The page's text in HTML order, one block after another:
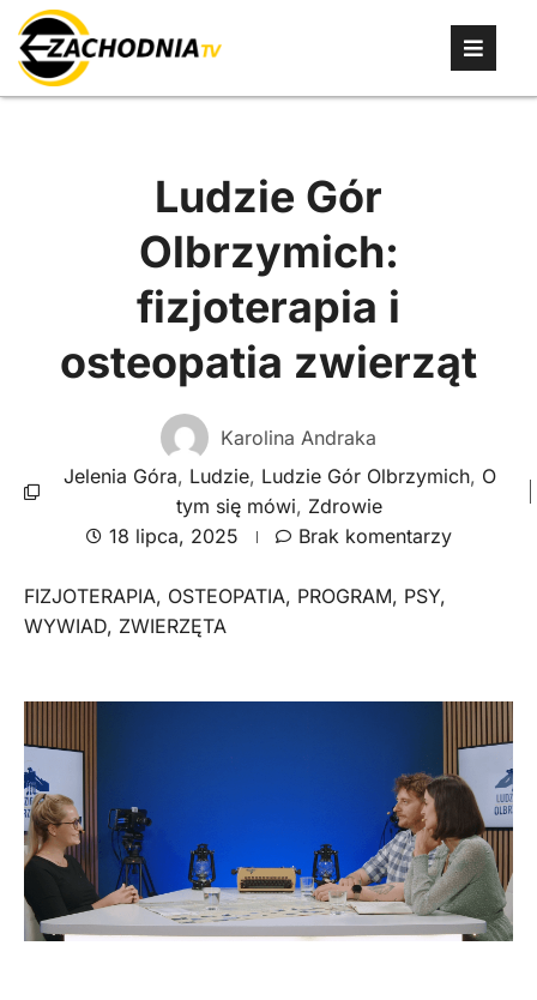
Ludzie Gór
Olbrzymich:
fizjoterapia i
osteopatia zwierząt
Karolina Andraka
Jelenia Góra, Ludzie, Ludzie Gór Olbrzymich, O
tym się mówi, Zdrowie
18 lipca, 2025
Brak komentarzy
FIZJOTERAPIA, OSTEOPATIA, PROGRAM, PSY,
WYWIAD, ZWIERZĘTA